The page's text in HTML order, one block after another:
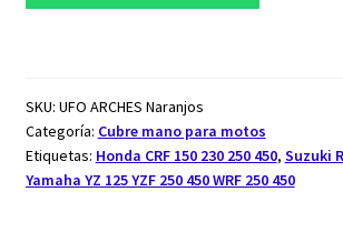
SKU: UFO ARCHES Naranjos
Categoría: Cubre mano para motos
Etiquetas: Honda CRF 150 230 250 450, Suzuki
Yamaha YZ 125 YZF 250 450 WRF 250 450